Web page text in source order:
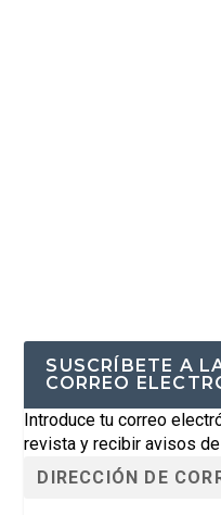
SUSCRÍBETE A
CORREO
Introduce tu correo
revista y recibir avisos